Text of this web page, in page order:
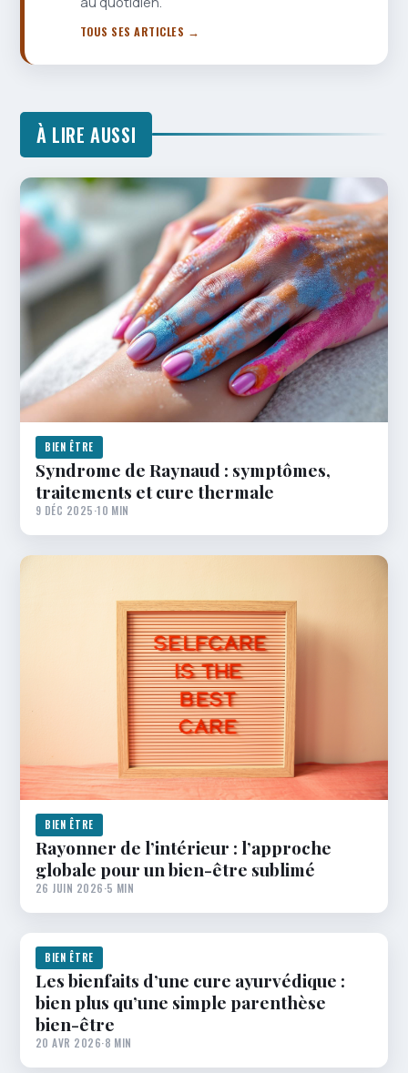
TOUS SES ARTICLES →
À LIRE AUSSI
BIEN ÊTRE
Syndrome de Raynaud : symptômes,
traitements et cure thermale
9 DÉC 2025·10 MIN
BIEN ÊTRE
Rayonner de l’intérieur : l’approche
globale pour un bien-être sublimé
26 JUIN 2026·5 MIN
BIEN ÊTRE
Les bienfaits d’une cure ayurvédique :
bien plus qu’une simple parenthèse
bien-être
20 AVR 2026·8 MIN